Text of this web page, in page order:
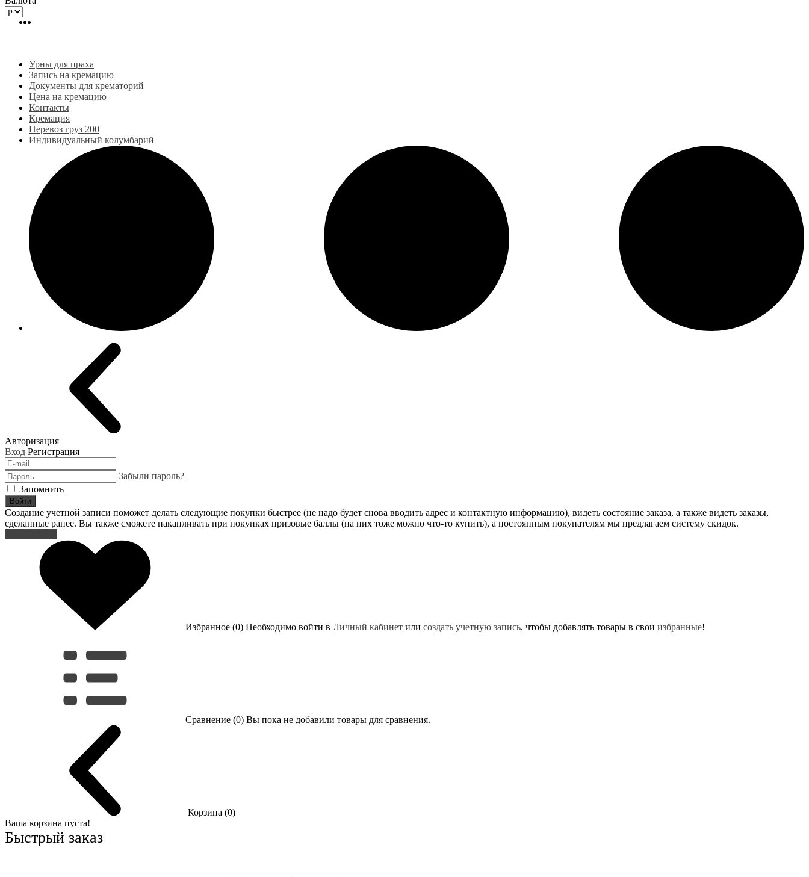
Урны для праха
Запись на кремацию
Документы для крематорий
Цена на кремацию
Контакты
Кремация
Перевоз груз 200
Индивидуальный колумбарий
Авторизация
Вход Регистрация
Забыли пароль?
Запомнить
Войти
Создание учетной записи поможет делать следующие покупки быстрее (не надо будет снова вводить адрес и контактную информацию), видеть состояние заказа, а также видеть заказы,
сделанные ранее. Вы также сможете накапливать при покупках призовые баллы (на них тоже можно что-то купить), а постоянным покупателям мы предлагаем систему скидок.
Избранное (0) Необходимо войти в Личный кабинет или создать учетную запись, чтобы добавлять товары в свои избранные!
Сравнение (0) Вы пока не добавили товары для сравнения.
Корзина (0)
Ваша корзина пуста!
Быстрый заказ